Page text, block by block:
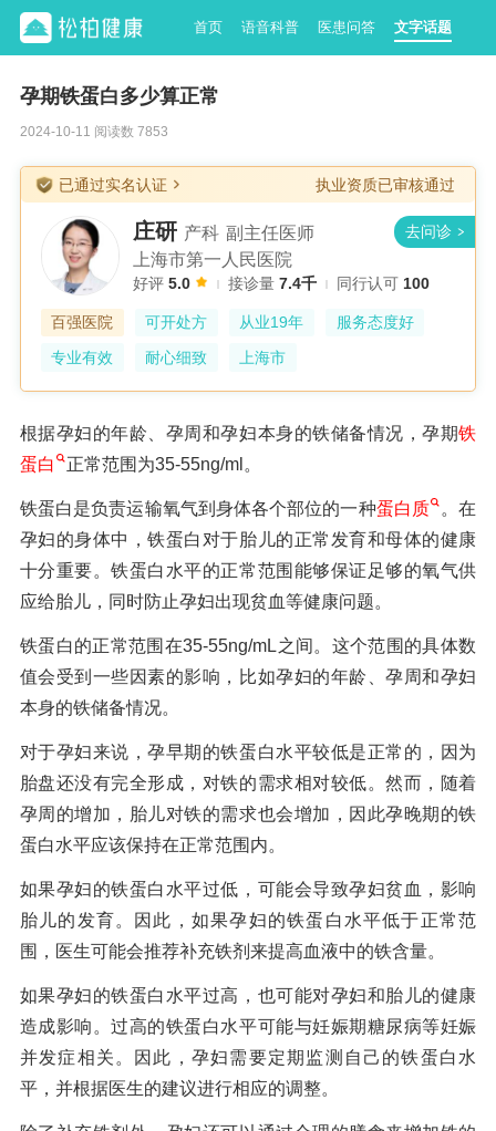
首页 语音科普 医患问答 文字话题
孕期铁蛋白多少算正常
2024-10-11 阅读数 7853
已通过实名认证 执业资质已审核通过
庄研 产科 副主任医师
上海市第一人民医院
好评5.0 接诊量7.4千 同行认可 100
百强医院 可开处方 从业19年
服务态度好
专业有效
耐心细致 上海市
根据孕妇的年龄、孕周和孕妇本身的铁储备情况，孕期铁
蛋白
正常范围为35-55ng/ml。
铁蛋白是负责运输氧气到身体各个部位的一种蛋白质
。在
孕妇的身体中，铁蛋白对于胎儿的正常发育和母体的健康
十分重要。铁蛋白水平的正常范围能够保证足够的氧气供
应给胎儿，同时防止孕妇出现贫血等健康问题。
铁蛋白的正常范围在35-55ng/mL之间。这个范围的具体数
值会受到一些因素的影响，比如孕妇的年龄、孕周和孕妇
本身的铁储备情况。
对于孕妇来说，孕早期的铁蛋白水平较低是正常的，因为
胎盘还没有完全形成，对铁的需求相对较低。然而，随着
孕周的增加，胎儿对铁的需求也会增加，因此孕晚期的铁
蛋白水平应该保持在正常范围内。
如果孕妇的铁蛋白水平过低，可能会导致孕妇贫血，影响
胎儿的发育。因此，如果孕妇的铁蛋白水平低于正常范
围，医生可能会推荐补充铁剂来提高血液中的铁含量。
如果孕妇的铁蛋白水平过高，也可能对孕妇和胎儿的健康
造成影响。过高的铁蛋白水平可能与妊娠期糖尿病等妊娠
并发症相关。因此，孕妇需要定期监测自己的铁蛋白水
平，并根据医生的建议进行相应的调整。